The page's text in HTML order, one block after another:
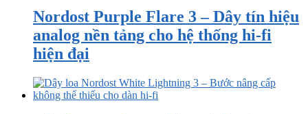
Nordost Purple Flare 3 – Dây tín hiệu
analog nền tảng cho hệ thống hi-fi
hiện đại